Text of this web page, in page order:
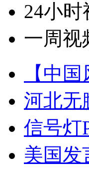
24小时
一周视
【中
河北无
信号灯
美国发